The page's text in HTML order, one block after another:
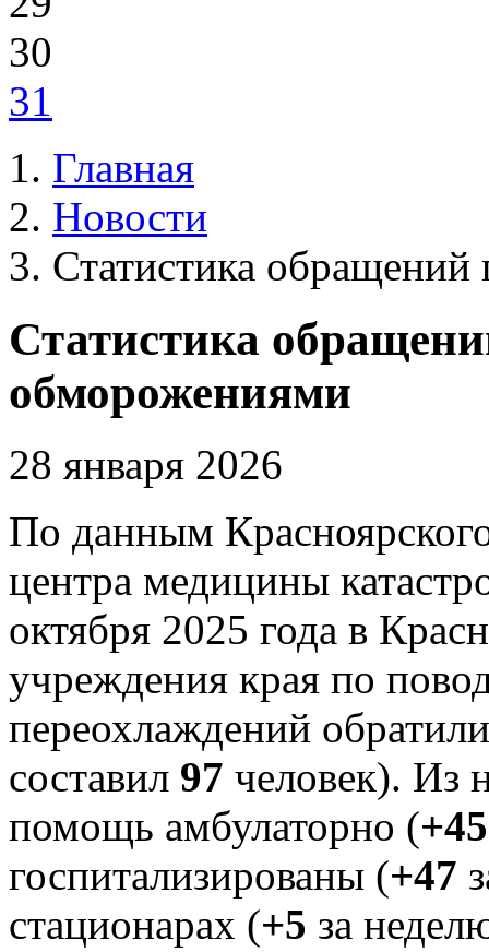
30
31
Главная
Новости
Статистика
Статистика
обморожениями
28 января 2026
По данным
центра медицины
октября 2025 года в
учреждения края по
переохлаждений
составил 97 человек). Из
помощь амбулаторно (+45
госпитализированы (+47
стационарах (+5 за